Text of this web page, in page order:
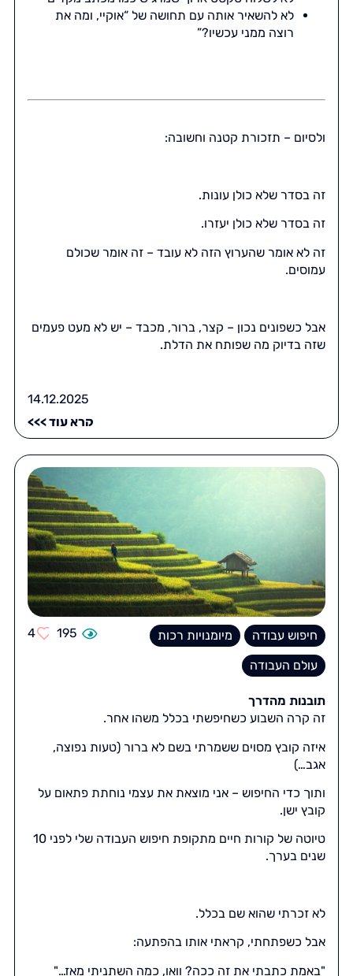
לא להשאיר אותה עם תחושה של “אוקיי, ומה את
רוצה ממני עכשיו?”
ולסיום – תזכורת קטנה וחשובה:
זה בסדר שלא כולן עונות.
זה בסדר שלא כולן יעזרו.
זה לא אומר שהערוץ הזה לא עובד – זה אומר שכולם
עמוסים.
אבל כשפונים נכון – קצר, ברור, מכבד – יש לא מעט פעמים
שזה בדיוק מה שפותח את הדלת.
14.12.2025
קרא עוד >>>
חיפוש עבודה
מיומנויות רכות
עולם העבודה
195
4
תובנות מהדרך
זה קרה השבוע כשחיפשתי בכלל משהו אחר.
איזה קובץ מסוים ששמרתי בשם לא ברור (טעות נפוצה,
אגב…)
ותוך כדי החיפוש – אני מוצאת את עצמי נוחתת פתאום על
קובץ ישן.
טיוטה של קורות חיים מתקופת חיפוש העבודה שלי לפני 10
שנים בערך.
לא זכרתי שהוא שם בכלל.
אבל כשפתחתי, קראתי אותו בהפתעה:
"באמת כתבתי את זה ככה? וואו, כמה השתניתי מאז…"